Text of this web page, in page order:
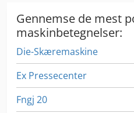
Gennemse de mest
maskinbetegnelser:
Die-Skæremaskine
Ex Pressecenter
Fngj 20